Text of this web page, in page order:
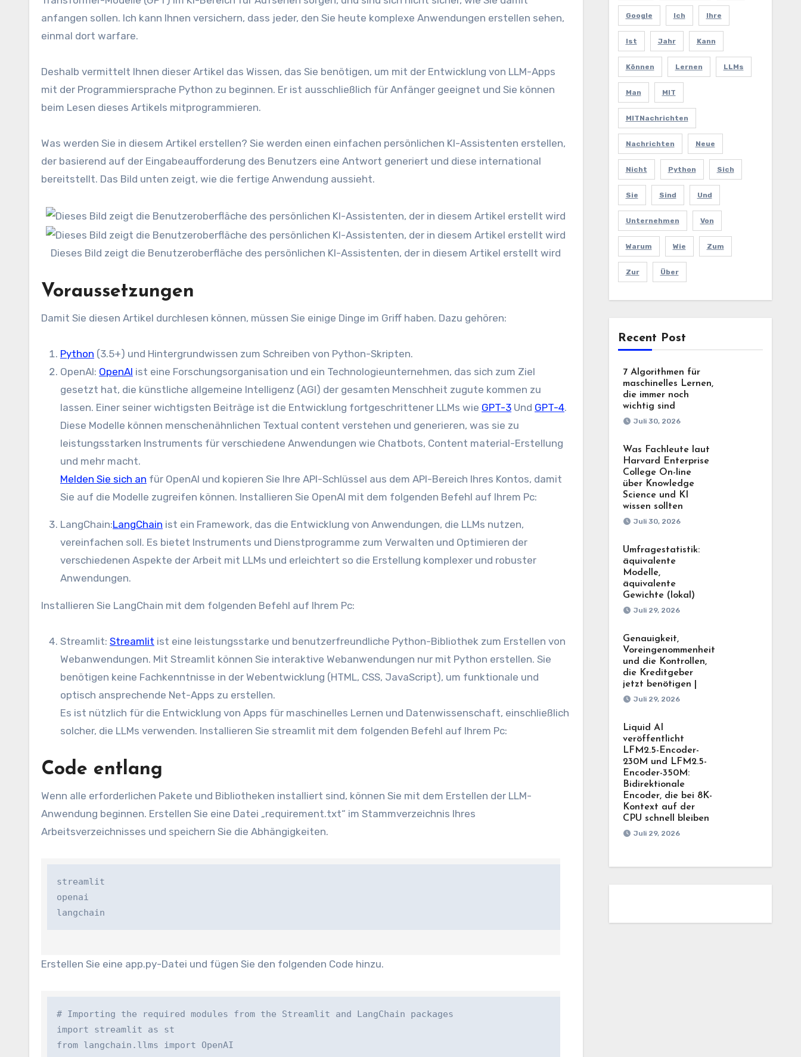
anfangen sollen. Ich kann Ihnen versichern, dass jeder, den Sie heute komplexe Anwendungen erstellen sehen,
einmal dort warfare.
Deshalb vermittelt Ihnen dieser Artikel das Wissen, das Sie benötigen, um mit der Entwicklung von LLM-Apps
mit der Programmiersprache Python zu beginnen. Er ist ausschließlich für Anfänger geeignet und Sie können
beim Lesen dieses Artikels mitprogrammieren.
Was werden Sie in diesem Artikel erstellen? Sie werden einen einfachen persönlichen KI-Assistenten erstellen,
der basierend auf der Eingabeaufforderung des Benutzers eine Antwort generiert und diese international
bereitstellt. Das Bild unten zeigt, wie die fertige Anwendung aussieht.
Dieses Bild zeigt die Benutzeroberfläche des persönlichen KI-Assistenten, der in diesem Artikel erstellt wird
Voraussetzungen
Damit Sie diesen Artikel durchlesen können, müssen Sie einige Dinge im Griff haben. Dazu gehören:
Python (3.5+) und Hintergrundwissen zum Schreiben von Python-Skripten.
OpenAI: OpenAI ist eine Forschungsorganisation und ein Technologieunternehmen, das sich zum Ziel
gesetzt hat, die künstliche allgemeine Intelligenz (AGI) der gesamten Menschheit zugute kommen zu
lassen. Einer seiner wichtigsten Beiträge ist die Entwicklung fortgeschrittener LLMs wie GPT-3 Und GPT-4.
Diese Modelle können menschenähnlichen Textual content verstehen und generieren, was sie zu
leistungsstarken Instruments für verschiedene Anwendungen wie Chatbots, Content material-Erstellung
und mehr macht.
Melden Sie sich an für OpenAI und kopieren Sie Ihre API-Schlüssel aus dem API-Bereich Ihres Kontos, damit
Sie auf die Modelle zugreifen können. Installieren Sie OpenAI mit dem folgenden Befehl auf Ihrem Pc:
LangChain:LangChain ist ein Framework, das die Entwicklung von Anwendungen, die LLMs nutzen,
vereinfachen soll. Es bietet Instruments und Dienstprogramme zum Verwalten und Optimieren der
verschiedenen Aspekte der Arbeit mit LLMs und erleichtert so die Erstellung komplexer und robuster
Anwendungen.
Installieren Sie LangChain mit dem folgenden Befehl auf Ihrem Pc:
Streamlit: Streamlit ist eine leistungsstarke und benutzerfreundliche Python-Bibliothek zum Erstellen von
Webanwendungen. Mit Streamlit können Sie interaktive Webanwendungen nur mit Python erstellen. Sie
benötigen keine Fachkenntnisse in der Webentwicklung (HTML, CSS, JavaScript), um funktionale und
optisch ansprechende Net-Apps zu erstellen.
Es ist nützlich für die Entwicklung von Apps für maschinelles Lernen und Datenwissenschaft, einschließlich
solcher, die LLMs verwenden. Installieren Sie streamlit mit dem folgenden Befehl auf Ihrem Pc:
Code entlang
Wenn alle erforderlichen Pakete und Bibliotheken installiert sind, können Sie mit dem Erstellen der LLM-
Anwendung beginnen. Erstellen Sie eine Datei „requirement.txt“ im Stammverzeichnis Ihres
Arbeitsverzeichnisses und speichern Sie die Abhängigkeiten.
streamlit
openai
langchain
Erstellen Sie eine app.py-Datei und fügen Sie den folgenden Code hinzu.
# Importing the required modules from the Streamlit and LangChain packages
import streamlit as st
from langchain.llms import OpenAI
Google Ich Ihre
Ist Jahr Kann
Können Lernen LLMs
Man MIT
MITNachrichten
Nachrichten Neue
Nicht Python Sich
Sie Sind Und
Unternehmen Von
Warum Wie Zum
Zur Über
Recent Post
7 Algorithmen für
maschinelles Lernen,
die immer noch
wichtig sind
Juli 30, 2026
Was Fachleute laut
Harvard Enterprise
College On-line
über Knowledge
Science und KI
wissen sollten
Juli 30, 2026
Umfragestatistik:
äquivalente
Modelle,
äquivalente
Gewichte (lokal)
Juli 29, 2026
Genauigkeit,
Voreingenommenheit
und die Kontrollen,
die Kreditgeber
jetzt benötigen |
Juli 29, 2026
Liquid AI
veröffentlicht
LFM2.5-Encoder-
230M und LFM2.5-
Encoder-350M:
Bidirektionale
Encoder, die bei 8K-
Kontext auf der
CPU schnell bleiben
Juli 29, 2026